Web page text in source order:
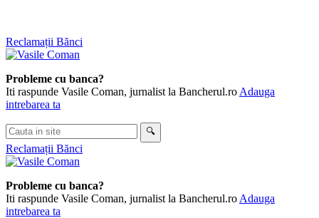
Sari
la
Reclamații Bănci
Probleme cu banca?
Iti raspunde Vasile Coman, jurnalist la Bancherul.ro Adauga
intrebarea ta
Cauta
in
site
🔍
Reclamații Bănci
Probleme cu banca?
Iti raspunde Vasile Coman, jurnalist la Bancherul.ro Adauga
intrebarea ta